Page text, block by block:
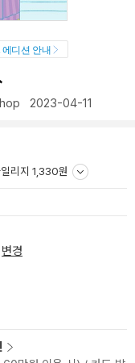
에디션 안내
2023-04-11
리지 1,330원
변경